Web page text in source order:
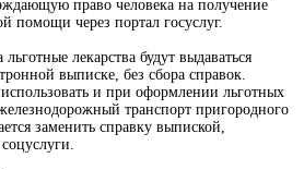
право человека на получение
помощи через портал госуслуг.
лекарства будут выдаваться
выписке, без сбора справок.
и при оформлении льготных
транспорт пригородного
заменить справку выпиской,